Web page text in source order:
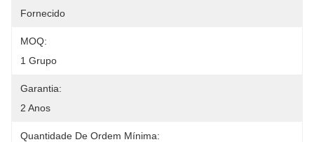
Fornecido
MOQ:
1 Grupo
Garantia:
2 Anos
Quantidade De Ordem Mínima: